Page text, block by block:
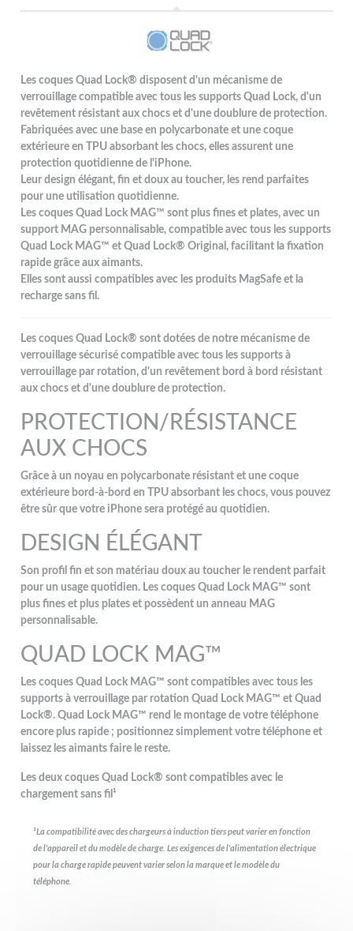
Les coques Quad Lock® disposent d'un mécanisme de
verrouillage compatible avec tous les supports Quad Lock, d'un
revêtement résistant aux chocs et d'une doublure de protection.
Fabriquées avec une base en polycarbonate et une coque
extérieure en TPU absorbant les chocs, elles assurent une
protection quotidienne de l'iPhone.
Leur design élégant, fin et doux au toucher, les rend parfaites
pour une utilisation quotidienne.
Les coques Quad Lock MAG™ sont plus fines et plates, avec un
support MAG personnalisable, compatible avec tous les supports
Quad Lock MAG™ et Quad Lock® Original, facilitant la fixation
rapide grâce aux aimants.
Elles sont aussi compatibles avec les produits MagSafe et la
recharge sans fil.
Les coques Quad Lock® sont dotées de notre mécanisme de
verrouillage sécurisé compatible avec tous les supports à
verrouillage par rotation, d'un revêtement bord à bord résistant
aux chocs et d'une doublure de protection.
PROTECTION/RÉSISTANCE
AUX CHOCS
Grâce à un noyau en polycarbonate résistant et une coque
extérieure bord-à-bord en TPU absorbant les chocs, vous pouvez
être sûr que votre iPhone sera protégé au quotidien.
DESIGN ÉLÉGANT
Son profil fin et son matériau doux au toucher le rendent parfait
pour un usage quotidien. Les coques Quad Lock MAG™ sont
plus fines et plus plates et possèdent un anneau MAG
personnalisable.
QUAD LOCK MAG™
Les coques Quad Lock MAG™ sont compatibles avec tous les
supports à verrouillage par rotation Quad Lock MAG™ et Quad
Lock®. Quad Lock MAG™ rend le montage de votre téléphone
encore plus rapide ; positionnez simplement votre téléphone et
laissez les aimants faire le reste.
Les deux coques Quad Lock® sont compatibles avec le
chargement sans fil¹
¹La compatibilité avec des chargeurs à induction tiers peut varier en fonction
de l'appareil et du modèle de charge.Les exigences de l'alimentation électrique
pour la charge rapide peuvent varier selon la marque et le modèle du
téléphone.